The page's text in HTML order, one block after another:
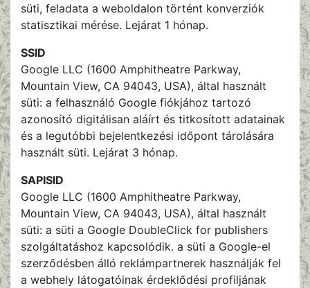
süti, feladata a weboldalon történt konverziók
statisztikai mérése. Lejárat 1 hónap.
SSID
Google LLC (1600 Amphitheatre Parkway,
Mountain View, CA 94043, USA), által használt
süti: a felhasználó Google fiókjához tartozó
azonosító digitálisan aláírt és titkosított adatainak
és a legutóbbi bejelentkezési időpont tárolására
használt süti. Lejárat 3 hónap.
SAPISID
Google LLC (1600 Amphitheatre Parkway,
Mountain View, CA 94043, USA), által használt
süti: a süti a Google DoubleClick for publishers
szolgáltatáshoz kapcsolódik. a süti a Google-el
szerződésben álló reklámpartnerek használják fel
a webhely látogatóinak érdeklődési profiljának